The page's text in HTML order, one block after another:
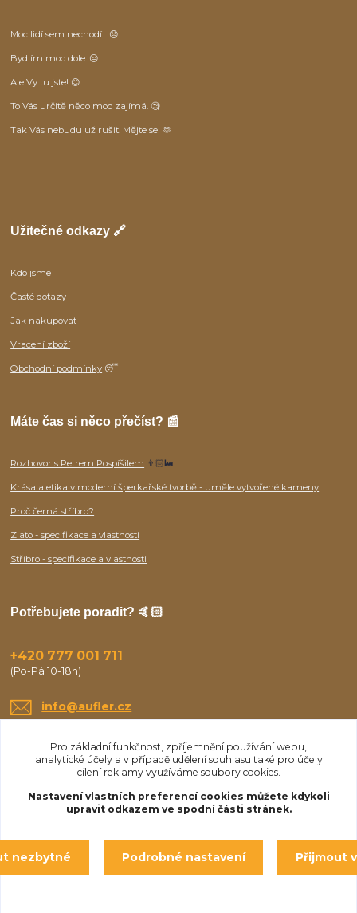
Moc lidí sem nechodí... 😞
Bydlím moc dole. 😒
Ale Vy tu jste! 😊
To Vás určitě něco moc zajímá. 🧐
Tak Vás nebudu už rušit. Mějte se! 🫶
Užitečné odkazy 🔗
Kdo jsme
Časté dotazy
Jak nakupovat
Vracení zboží
Obchodní podmínky 😴
Máte čas si něco přečíst? 📰
Rozhovor s Petrem Pospíšilem 👨🏻‍🏭
Krása a etika v moderní šperkařské tvorbě - uměle vytvořené kameny
Proč černá stříbro?
Zlato - specifikace a vlastnosti
Stříbro - specifikace a vlastnosti
Potřebujete poradit? 🤙🏻
+420 777 001 711
(Po-Pá 10-18h)
info@aufler.cz
© Aufler 2025
Pro základní funkčnost, zpříjemnění používání webu,
analytické účely a v případě udělení souhlasu také pro účely
cílení reklamy využíváme soubory cookies.
Nastavení vlastních preferencí cookies můžete kdykoli
upravit odkazem ve spodní části stránek.
nezbytné Podrobné nastavení Přijmout